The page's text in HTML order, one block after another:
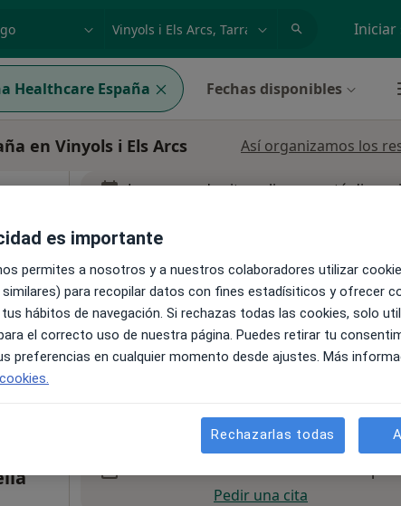
enfermedad o nombre Iniciar
Healthcare España Fechas disponibles
en Vinyols i Els Arcs Así organizamos los
• Mapa
La reserva de cita online no está
Pedir una cita
es importante
permites a nosotros y a nuestros colaboradores utilizar
para recopilar datos con fines estadísiticos y ofrecer
hábitos de navegación. Si rechazas todas las cookies, solo
el correcto uso de nuestra página. Puedes retirar tu
preferencias en cualquier momento desde ajustes. Más
Rechazarlas todas